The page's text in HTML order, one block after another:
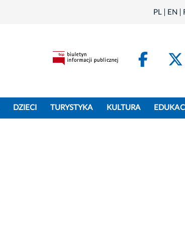
PL EN
DZIECI TURYSTYKA KULTURA